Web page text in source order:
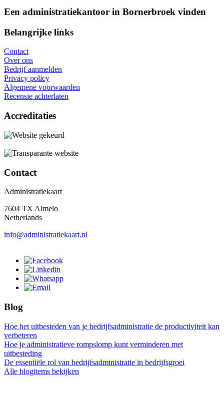
Een administratiekantoor in Bornerbroek vinden
Belangrijke links
Contact
Over ons
Bedrijf aanmelden
Privacy policy
Algemene voorwaarden
Recensie achterlaten
Accreditaties
Contact
Administratiekaart
7604 TX Almelo
Netherlands
info@administratiekaart.nl
Blog
Hoe het uitbesteden van je bedrijfsadministratie de productiviteit kan
verbeteren
Hoe je administratieve rompslomp kunt verminderen met
uitbesteding
De essentiële rol van bedrijfsadministratie in bedrijfsgroei
Alle blogitems bekijken